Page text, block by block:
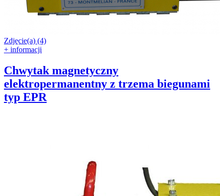
Zdjęcie(a) (4)
+ informacji
Chwytak magnetyczny
elektropermanentny z trzema biegunami
typ EPR